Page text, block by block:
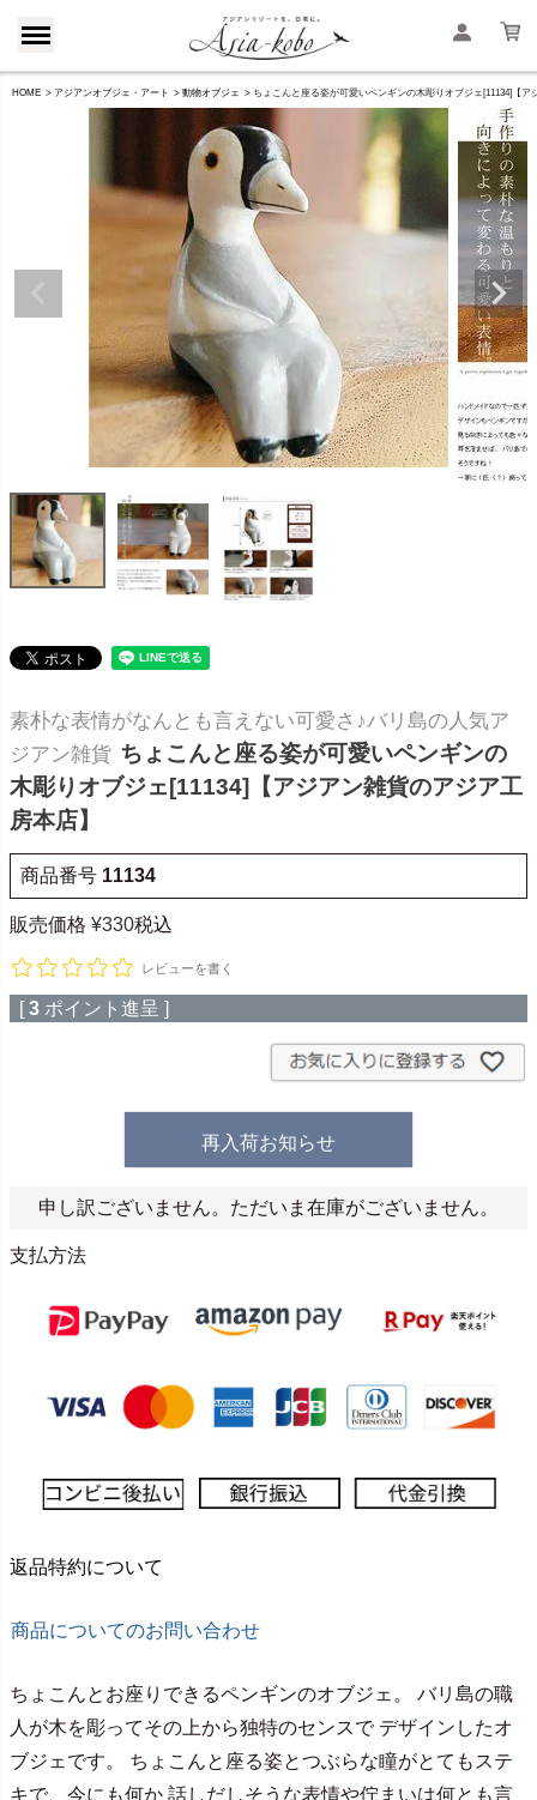
HOME アジアンオブジェ・アート 動物オブジェ ちょこんと座る姿が可愛いペンギンの木彫りオブジェ[11134]【ア
素朴な表情がなんとも言えない可愛さ♪バリ島の人気ア
ジアン雑貨 ちょこんと座る姿が可愛いペンギンの
木彫りオブジェ[11134]【アジアン雑貨のアジア工
房本店】
商品番号 11134
販売価格 ¥330税込
レビューを書く
[ 3 ポイント進呈 ]
再入荷お知らせ
申し訳ございません。ただいま在庫がございません。
支払方法
返品特約について
商品についてのお問い合わせ
ちょこんとお座りできるペンギンのオブジェ。 バリ島の職
人が木を彫ってその上から独特のセンスで デザインしたオ
ブジェです。 ちょこんと座る姿とつぶらな瞳がとてもステ
キで、今にも何か 話しだしそうな表情や佇まいは何とも言